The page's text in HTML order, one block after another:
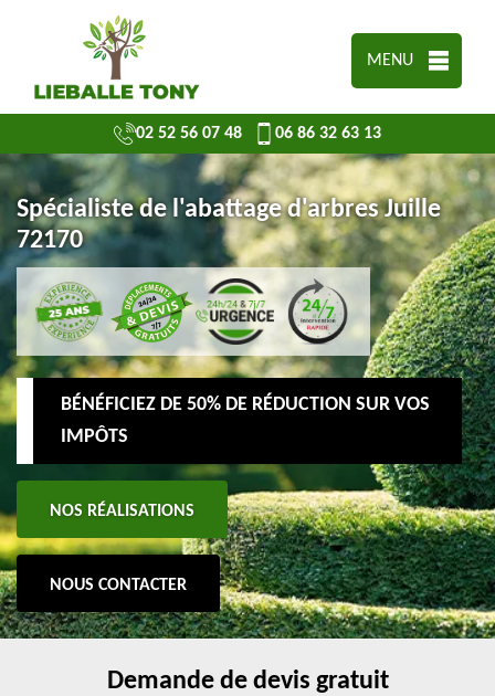
MENU
02 52 56 07 48 06 86 32 63 13
Spécialiste de l'abattage d'arbres Juille
72170
BÉNÉFICIEZ DE 50% DE RÉDUCTION SUR VOS
IMPÔTS
NOS RÉALISATIONS
NOUS CONTACTER
Demande de devis gratuit